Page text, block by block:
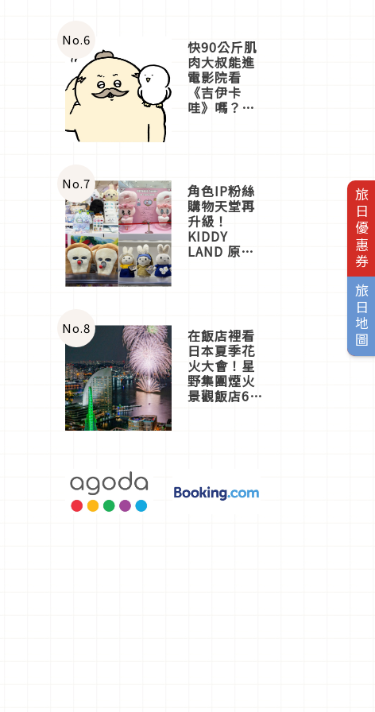
旅日優惠券
旅日地圖
No.6 快90公斤肌
肉大叔能進
電影院看
《吉伊卡
哇》嗎？日
一同給出了
答案
No.7 角色IP粉絲
購物天堂再
升級！
KIDDY
LAND 原宿
店3分即達
No.8 在飯店裡看
日本夏季花
火大會！星
野集團煙火
景觀飯店6